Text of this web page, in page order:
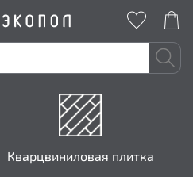
Кварцвиниловая плитка